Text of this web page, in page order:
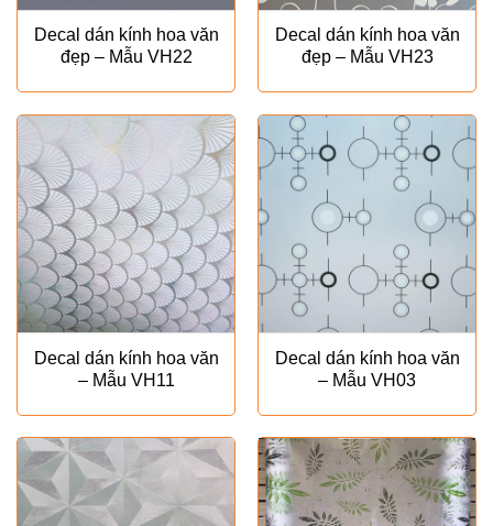
Decal dán kính hoa văn
đẹp – Mẫu VH22
Decal dán kính hoa văn
đẹp – Mẫu VH23
Decal dán kính hoa văn
– Mẫu VH11
Decal dán kính hoa văn
– Mẫu VH03